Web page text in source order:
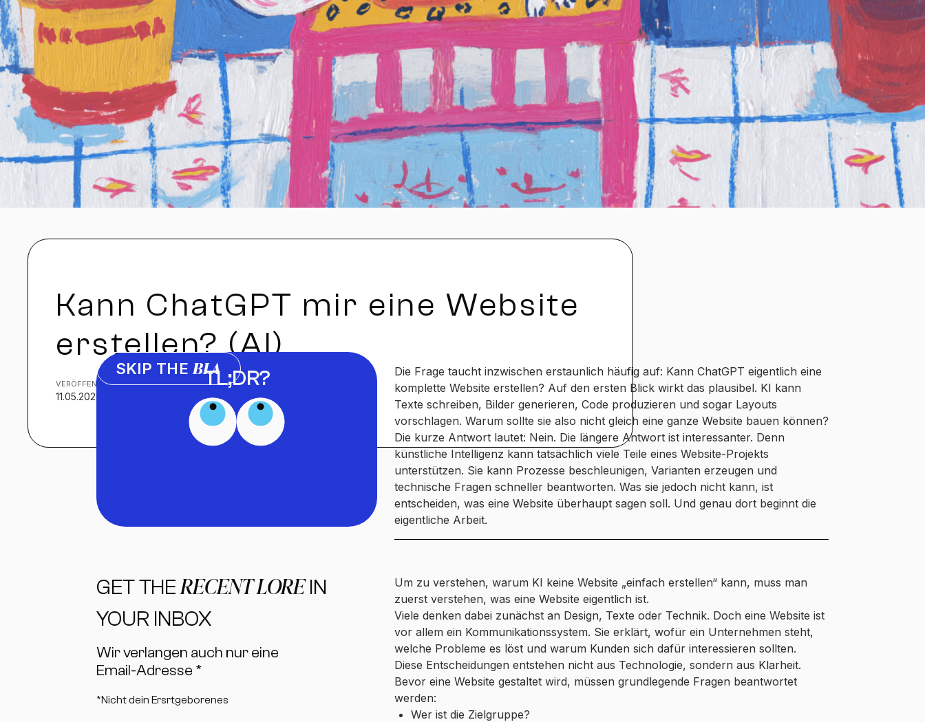
Kann ChatGPT mir eine Website
erstellen? (AI)
VERÖFFENTLICHT
11.05.2026
LESEDAUER KATEGORIE
WEBDESIGN
SKIP THE BLA
TL;DR?
GET THERECENT LOREIN
YOUR INBOX
Wir verlangen auch nur eine
Email-Adresse *
*Nicht dein Ersrtgeborenes
Die Frage taucht inzwischen erstaunlich häufig auf: Kann ChatGPT eigentlich eine
komplette Website erstellen? Auf den ersten Blick wirkt das plausibel. KI kann
Texte schreiben, Bilder generieren, Code produzieren und sogar Layouts
vorschlagen. Warum sollte sie also nicht gleich eine ganze Website bauen können?
Die kurze Antwort lautet: Nein. Die längere Antwort ist interessanter. Denn
künstliche Intelligenz kann tatsächlich viele Teile eines Website-Projekts
unterstützen. Sie kann Prozesse beschleunigen, Varianten erzeugen und
technische Fragen schneller beantworten. Was sie jedoch nicht kann, ist
entscheiden, was eine Website überhaupt sagen soll. Und genau dort beginnt die
eigentliche Arbeit.
Um zu verstehen, warum KI keine Website „einfach erstellen“ kann, muss man
zuerst verstehen, was eine Website eigentlich ist.
Viele denken dabei zunächst an Design, Texte oder Technik. Doch eine Website ist
vor allem ein Kommunikationssystem. Sie erklärt, wofür ein Unternehmen steht,
welche Probleme es löst und warum Kunden sich dafür interessieren sollten.
Diese Entscheidungen entstehen nicht aus Technologie, sondern aus Klarheit.
Bevor eine Website gestaltet wird, müssen grundlegende Fragen beantwortet
werden:
Wer ist die Zielgruppe?